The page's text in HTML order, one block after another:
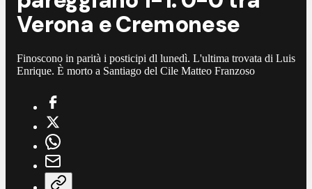
Verona e Cremonese
Finoscono in parità i posticipi dl lunedì. L'ultima trovata di Luis
Enrique. È morto a Santiago del Cile Matteo Franzoso